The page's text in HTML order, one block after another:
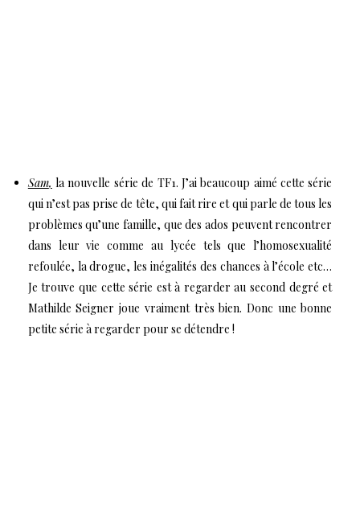
Sam, la nouvelle série de TF1. J’ai beaucoup aimé cette série
qui n’est pas prise de tête, qui fait rire et qui parle de tous les
problèmes qu’une famille, que des ados peuvent rencontrer
dans leur vie comme au lycée tels que l’homosexualité
refoulée, la drogue, les inégalités des chances à l’école etc…
Je trouve que cette série est à regarder au second degré et
Mathilde Seigner joue vraiment très bien. Donc une bonne
petite série à regarder pour se détendre !